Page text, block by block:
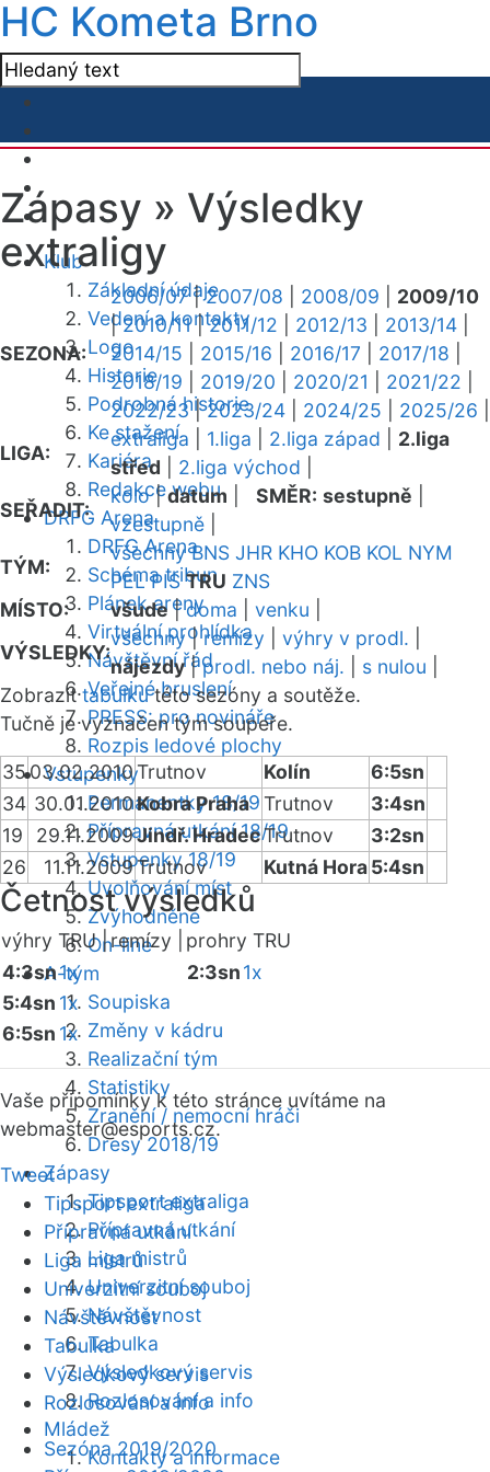
HC Kometa Brno
Klub
Základní údaje
Vedení a kontakty
Logo
Historie
Podrobná historie
Ke stažení
Kariéra
Redakce webu
DRFG Arena
DRFG Arena
Schéma tribun
Plánek areny
Virtuální prohlídka
Návštěvní řád
Veřejné bruslení
PRESS: pro novináře
Rozpis ledové plochy
Vstupenky
Permanentky 18/19
Přípravná utkání 18/19
Vstupenky 18/19
Uvolňování míst
Zvýhodněné
On-line
A-tým
Soupiska
Změny v kádru
Realizační tým
Statistiky
Zranění / nemocní hráči
Dresy 2018/19
Zápasy
Tipsport extraliga
Přípravná utkání
Liga mistrů
Univerzitní souboj
Návštěvnost
Tabulka
Výsledkový servis
Rozlosování a info
Mládež
Kontakty a informace
Zápasy » Výsledky
extraligy
SEZONA:
2006/07|2007/08 2008/09
2009/10
|2010/11|2011/12 2012/13 2013/14
2014/15
2015/16 2016/17 2017/18
2018/19
2019/20 2020/21 2021/22
2022/23|2023/24 2024/25 2025/26
LIGA:
extraliga 1.liga 2.liga západ
2.liga
střed
2.liga východ
SEŘADIT:
kolo|datum SMĚR: sestupně
vzestupně
TÝM:
všechny BNS JHR KHO KOB KOL NYM
PEL PIS TRU ZNS
MÍSTO:
všude|doma venku
VÝSLEDKY:
všechny|remízy výhry v prodl.
nájezdy|prodl. nebo náj. s nulou
Zobrazittabulkutéto sezóny a soutěže.
Tučně je vyznačen tým soupeře.
3503.02.2010Trutnov Kolín
6:5sn
34 30.01.2010Kobra Praha Trutnov
3:4sn
19
29.11.2009Jindř. HradecTrutnov
3:2sn
26
11.11.2009Trutnov Kutná Hora5:4sn
Četnost výsledků
výhry TRU |remízy |
prohry TRU
4:3sn1x
5:4sn 1x
6:5sn 1x
2:3sn1x
Vaše připomínky k této stránce uvítáme na
webmaster@esports.cz.
Tweet
Tipsport extraliga
Přípravná utkání
Liga mistrů
Univerzitní souboj
Návštěvnost
Tabulka
Výsledkový servis
Rozlosování a info
Sezóna 2019/2020